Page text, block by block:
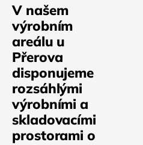
V našem
výrobním
areálu u
Přerova
disponujeme
rozsáhlými
výrobními a
skladovacími
prostorami o